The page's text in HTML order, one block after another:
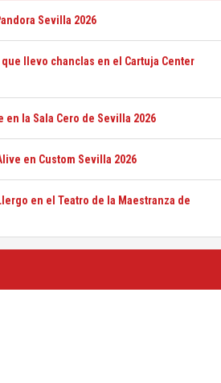
Sevilla 2026
llevo chanclas en el Cartuja Center
la Sala Cero de Sevilla 2026
en Custom Sevilla 2026
en el Teatro de la Maestranza de